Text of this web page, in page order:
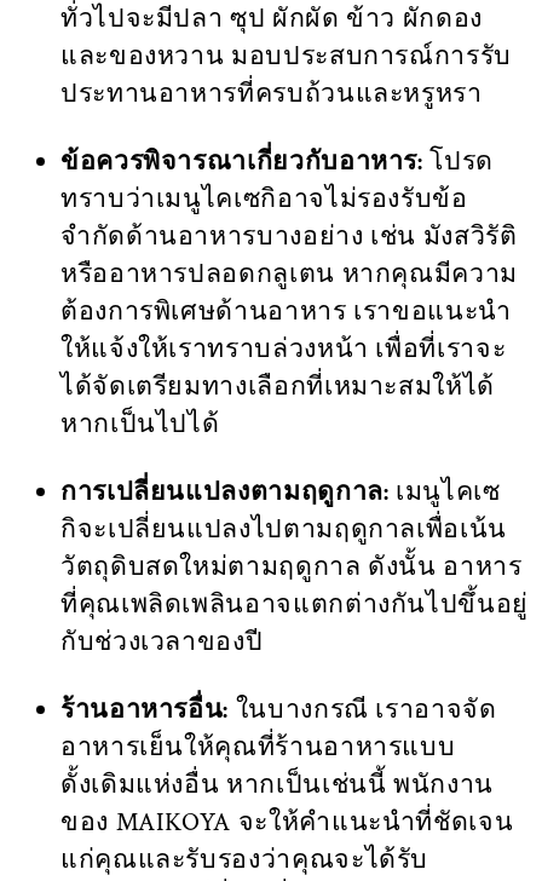
ทั่วไปจะมีปลา ซุป ผักผัด ข้าว ผักดอง
และของหวาน มอบประสบการณ์การรับ
ประทานอาหารที่ครบถ้วนและหรูหรา
ข้อควรพิจารณาเกี่ยวกับอาหาร: โปรด
ทราบว่าเมนูไคเซกิอาจไม่รองรับข้อ
จำกัดด้านอาหารบางอย่าง เช่น มังสวิรัติ
หรืออาหารปลอดกลูเตน หากคุณมีความ
ต้องการพิเศษด้านอาหาร เราขอแนะนำ
ให้แจ้งให้เราทราบล่วงหน้า เพื่อที่เราจะ
ได้จัดเตรียมทางเลือกที่เหมาะสมให้ได้
หากเป็นไปได้
การเปลี่ยนแปลงตามฤดูกาล: เมนูไคเซ
กิจะเปลี่ยนแปลงไปตามฤดูกาลเพื่อเน้น
วัตถุดิบสดใหม่ตามฤดูกาล ดังนั้น อาหาร
ที่คุณเพลิดเพลินอาจแตกต่างกันไปขึ้นอยู่
กับช่วงเวลาของปี
ร้านอาหารอื่น: ในบางกรณี เราอาจจัด
อาหารเย็นให้คุณที่ร้านอาหารแบบ
ดั้งเดิมแห่งอื่น หากเป็นเช่นนี้ พนักงาน
ของ MAIKOYA จะให้คำแนะนำที่ชัดเจน
แก่คุณและรับรองว่าคุณจะได้รับ